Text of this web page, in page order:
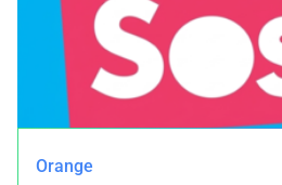
Orange